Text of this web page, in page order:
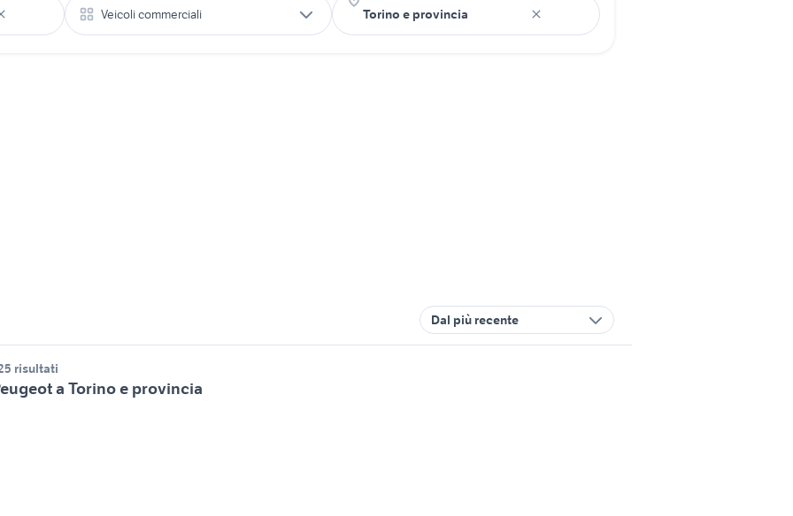
Veicoli commerciali
Dal più recente
risultati
a Torino e provincia